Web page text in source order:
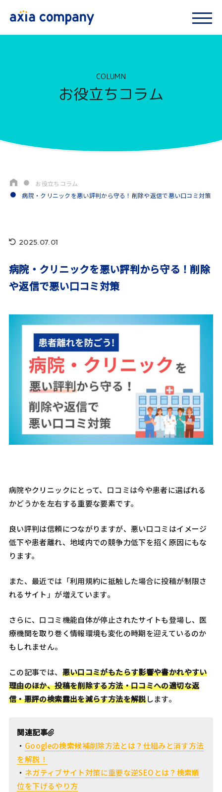
COLUMN
お役立ちコラム
お役立ちコラム
病院・クリニックを悪い評判から守る！削除や返信で悪い口コミ対策
2025.07.01
病院・クリニックを悪い評判から守る！削除
や返信で悪い口コミ対策
病院やクリニックにとって、口コミは今や患者に選ばれる
かどうかを左右する重要な要素です。
良い評判は信頼につながりますが、悪い口コミはイメージ
低下や患者離れ、地域内での競争力低下を招く原因にもな
ります。
また、最近では「利用規約に抵触した場合に投稿が制限さ
れるサイト」が増えています。
さらに、口コミ機能自体が停止されたサイトも登場し、医
療機関を取り巻く情報環境も変化の時期を迎えているのか
もしれません。
この記事では、 悪い口コミがもたらす影響や書かれやすい
理由のほか、投稿を削除する方法・口コミへの適切な返
信・悪評の検索露出を減らす方法を解説します。
関連記事
・ Googleの検索候補削除方法とは？仕組みと消す方法
を解説！
・ ネガティブサイト対策に重要な逆SEOとは？検索順
位を下げるやり方